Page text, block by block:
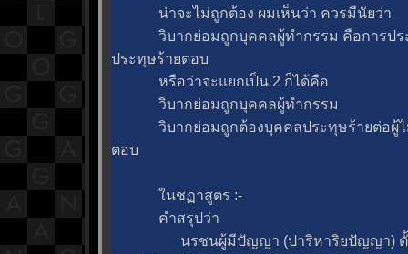
น่าจะไม่ถูกต้อง ผมเห็นว่า ควรมีนัยว่า
วิบากย่อมถูกบุคคลผู้ทำกรรม คือการประ
ประทุษร้ายตอบ
หรือว่าจะแยกเป็น 2 ก็ได้คือ
วิบากย่อมถูกบุคคลผู้ทำกรรม
วิบากย่อมถูกต้องบุคคลประทุษร้ายต่อผู้
ตอบ
นชฏาสูตร :-
คำสรุปว่า
นรชนผู้มีปัญญา (ปาริหาริยปัญญา) ตั้ง